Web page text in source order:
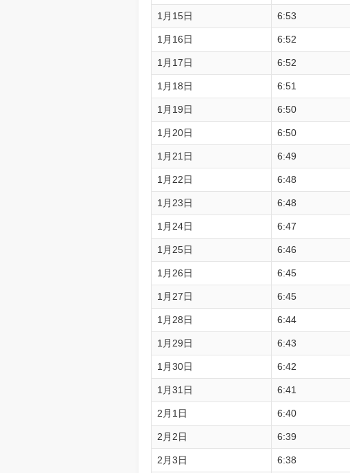
1月15日 6:53
1月16日 6:52
1月17日 6:52
1月18日 6:51
1月19日 6:50
1月20日 6:50
1月21日 6:49
1月22日 6:48
1月23日 6:48
1月24日 6:47
1月25日 6:46
1月26日 6:45
1月27日 6:45
1月28日 6:44
1月29日 6:43
1月30日 6:42
1月31日 6:41
2月1日 6:40
2月2日 6:39
2月3日 6:38